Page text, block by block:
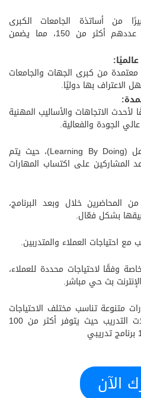
من أساتذة الجامعات الكبرى
والمستشارين والخبراء، يبلغ عددهم أكثر من 150، مما يضمن
معتمدة من كبرى الجهات والجامعات
الاعتراف بها دوليًا.
الاتجاهات والأساليب المهنية
الجودة والفعالية.
يتم التركيز على التعلم بالعمل (Learning By Doing)، حيث يتم
المشاركين على اكتساب المهارات
المحاضرين خلال وبعد البرنامج،
بشكل فعّال.
مع احتياجات العملاء والمتدربين.
وفقًا لاحتياجات محددة للعملاء،
بث حي مباشر.
متنوعة تناسب مختلف الاحتياجات
والتخصصات ،فى جميع مجالات التدريب حيث يتوفر أكثر من 100
الآن